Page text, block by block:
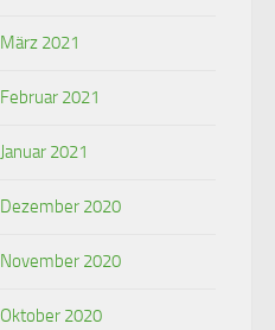
März 2021
Februar 2021
Januar 2021
Dezember 2020
November 2020
Oktober 2020